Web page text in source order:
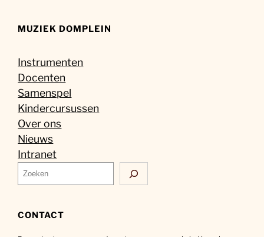
MUZIEK DOMPLEIN
Instrumenten
Docenten
Samenspel
Kindercursussen
Over ons
Nieuws
Intranet
Z
o
k
CONTACT